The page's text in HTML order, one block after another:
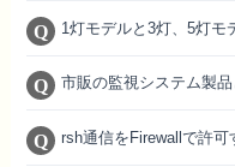
1灯モデルと3灯、5灯モ
市販の監視システム製
rsh通信をFirewallで許